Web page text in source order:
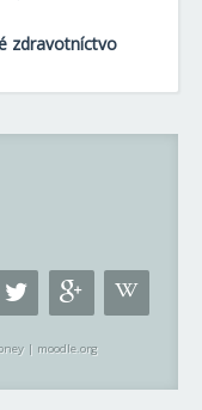
zdravotníctvo
| moodle.org